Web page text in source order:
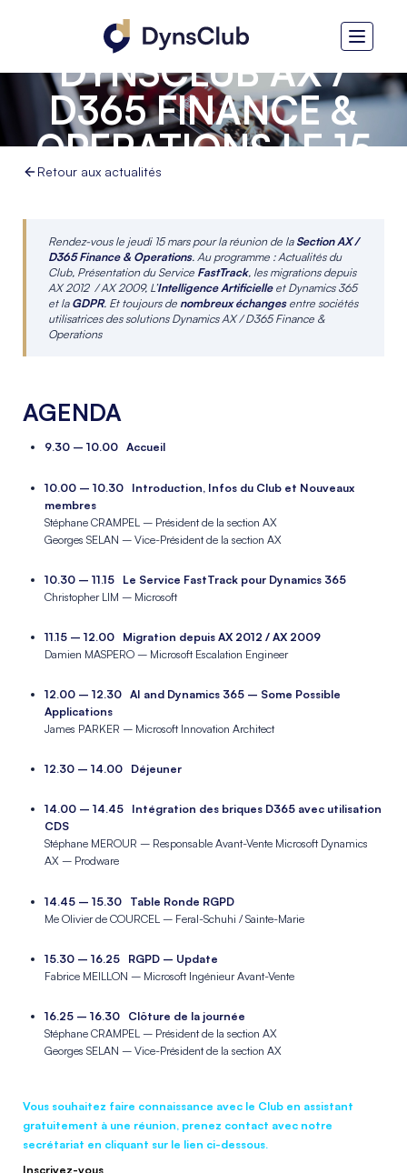
RÉUNION DU
DYNSCLUB AX /
D365 FINANCE &
OPERATIONS LE 15
MARS 2018
Retour aux actualités
Rendez-vous le jeudi 15 mars pour la réunion de la Section AX /
D365 Finance & Operations. Au programme : Actualités du
Club, Présentation du Service FastTrack, les migrations depuis
AX 2012 / AX 2009, L’Intelligence Artificielleet Dynamics 365
et la GDPR. Et toujours de nombreux échangesentre sociétés
utilisatrices des solutions Dynamics AX / D365 Finance &
Operations
AGENDA
9.30 – 10.00 Accueil
10.00 – 10.30 Introduction, Infos du Club et Nouveaux
membres
Stéphane CRAMPEL – Président de la section AX
Georges SELAN – Vice-Président de la section AX
10.30 – 11.15 Le Service FastTrack pour Dynamics 365
Christopher LIM – Microsoft
11.15 – 12.00 Migration depuis AX 2012 / AX 2009
Damien MASPERO – Microsoft Escalation Engineer
12.00 – 12.30 AI and Dynamics 365 – Some Possible
Applications
James PARKER – Microsoft Innovation Architect
12.30 – 14.00 Déjeuner
14.00 – 14.45 Intégration des briques D365 avec utilisation
CDS
Stéphane MEROUR – Responsable Avant-Vente Microsoft Dynamics
AX – Prodware
14.45 – 15.30 Table Ronde RGPD
Me Olivier de COURCEL – Feral-Schuhi / Sainte-Marie
15.30 – 16.25 RGPD – Update
Fabrice MEILLON – Microsoft Ingénieur Avant-Vente
16.25 – 16.30 Clôture de la journée
Stéphane CRAMPEL – Président de la section AX
Georges SELAN – Vice-Président de la section AX
Vous souhaitez faire connaissance avec le Club en assistant
gratuitement à une réunion, prenez contact avec notre
secrétariat en cliquant sur le lien ci-dessous.
Inscrivez-vous